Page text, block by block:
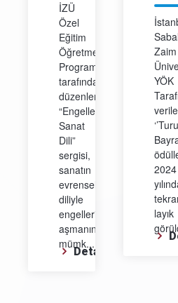
İZÜ
Özel
Eğitim
Öğretmenliği
Programı
tarafından
düzenlenen
“Engellerin
Sanat
Dili”
sergisi,
sanatın
evrensel
diliyle
engelleri
aşmanın
mümk...
Detay
Zaim
YÖK
2024
layık